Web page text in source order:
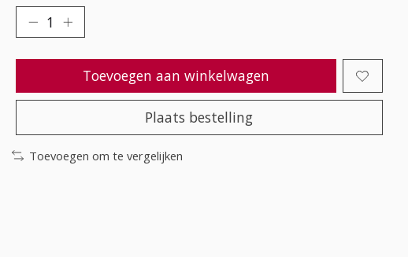
Toevoegen aan winkelwagen
Plaats bestelling
Toevoegen om te vergelijken